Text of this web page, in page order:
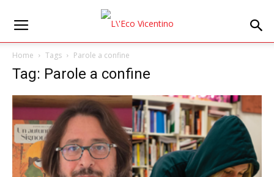
Home Tags Parole a confine
Tag: Parole a confine